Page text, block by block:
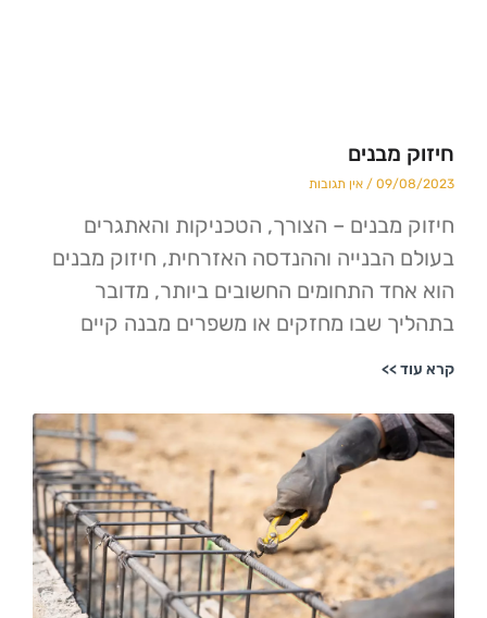
אין תגובות
– הצורך, הטכניקות והאתגרים
וההנדסה האזרחית, חיזוק מבנים
התחומים החשובים ביותר, מדובר
שבו מחזקים או משפרים מבנה קיים